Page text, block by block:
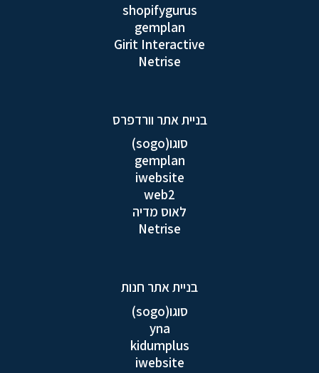
shopifygurus
gemplan
Girit Interactive
Netrise
בניית אתר וורדפרס
סוגו(sogo)
gemplan
iwebsite
web2
לאוס מדיה
Netrise
בניית אתר חנות
סוגו(sogo)
yna
kidumplus
iwebsite